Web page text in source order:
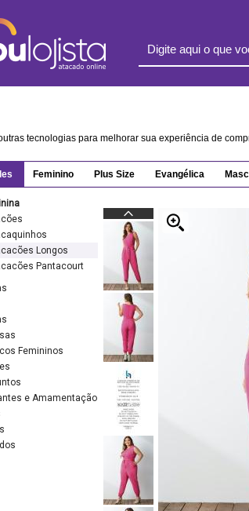
tecnologias para melhorar sua experiência de
Feminino Plus Size Evangélica
Longos
Pantacourt
Femininos
e Amamentação